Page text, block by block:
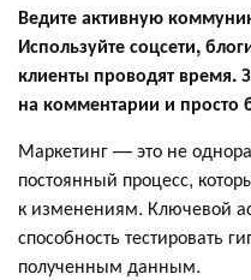
Ведите активную
Используйте соцсети,
клиенты проводят время.
на комментарии и просто
Маркетинг — это не
постоянный процесс,
к изменениям. Ключевой
способность тестировать
полученным данным.